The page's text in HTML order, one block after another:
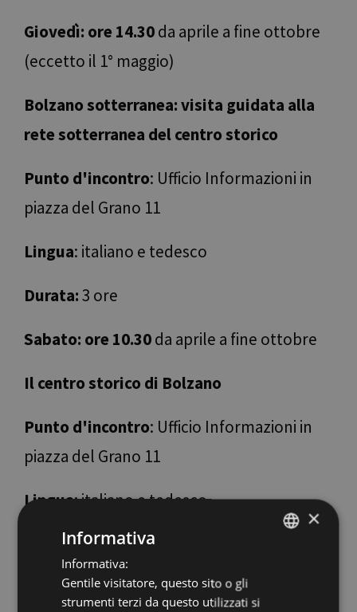
Giovedì: ore 14.30da aprile a fine ottobre
(eccetto il 1° maggio)
Bolzano sotterranea: visita guidata alla
rete sotterranea del centro storico
Punto d'incontro: Ufficio Informazioni in
piazza del Grano 11
Lingua: italiano e tedesco
Durata:3 ore
Sabato: ore 10.30da aprile a fine ottobre
Il centro storico di Bolzano
Punto d'incontro: Ufficio Informazioni in
piazza del Grano 11
Lingua: italiano e tedesco
Visite con gusto
×
Informativa
Informativa:
Gentile visitatore, questo sito o gli
strumenti terzi da questo utilizzati si